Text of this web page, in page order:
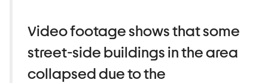
Video footage shows that some
street-side buildings in the area
collapsed due to the